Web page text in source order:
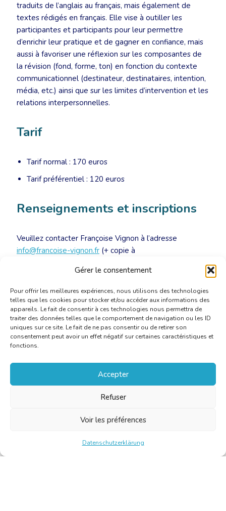
Gérer le consentement
Pour offrir les meilleures expériences, nous utilisons des technologies
telles que les cookies pour stocker et/ou accéder aux informations des
appareils. Le fait de consentir à ces technologies nous permettra de
traiter des données telles que le comportement de navigation ou les ID
uniques sur ce site. Le fait de ne pas consentir ou de retirer son
consentement peut avoir un effet négatif sur certaines caractéristiques et
fonctions.
Accepter
Refuser
Voir les préférences
Datenschutzerklärung
traduits de l’anglais au français, mais également de
textes rédigés en français. Elle vise à outiller les
participantes et participants pour leur permettre
d’enrichir leur pratique et de gagner en confiance, mais
aussi à favoriser une réflexion sur les composantes de
la révision (fond, forme, ton) en fonction du contexte
communicationnel (destinateur, destinataires, intention,
média, etc.) ainsi que sur les limites d’intervention et les
relations interpersonnelles.
Tarif
Tarif normal : 170 euros
Tarif préférentiel : 120 euros
Renseignements et inscriptions
Veuillez contacter Françoise Vignon à l’adresse
info@francoise-vignon.fr (+ copie à
adhésion à la CBTI.